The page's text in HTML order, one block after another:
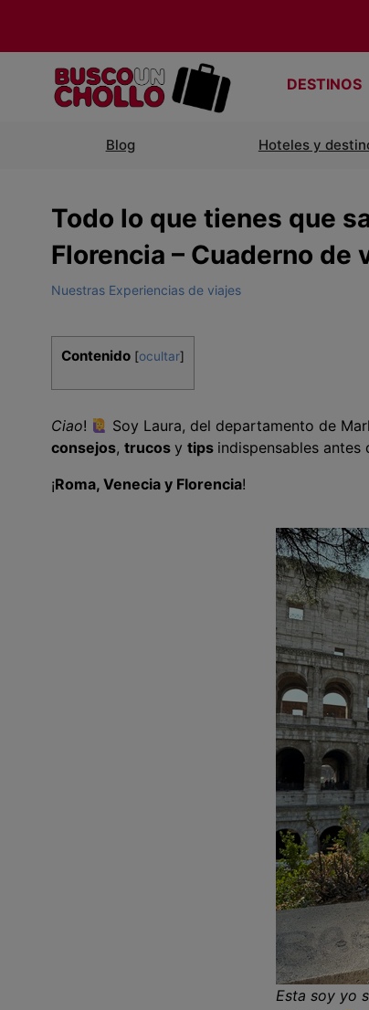
DESTINOS
Blog Hoteles y
Todo lo que tienes que
Florencia – Cuaderno de
Nuestras Experiencias de viajes
Contenido [ocultar]
Ciao! Soy Laura, del departamento de
consejos, trucos y tips indispensables antes
¡Roma, Venecia y Florencia!
Esta soy yo